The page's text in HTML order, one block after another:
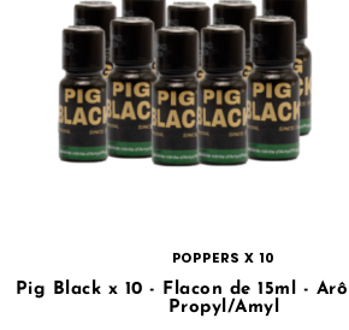
… (SVG inchangé)
POPPERS X 10
Pig Black x 10 - Flacon de 15ml -
Propyl/Amyl